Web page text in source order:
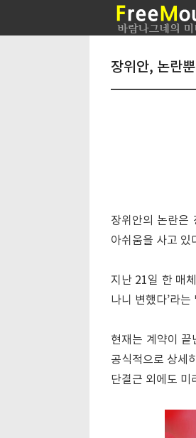
장위안, 논란
장위안의 논란은
아쉬움을 사고 있
지난 21일 한 매
나니 변했다’라
현재는 계약이
공식적으로 상세
단결근 외에도 미